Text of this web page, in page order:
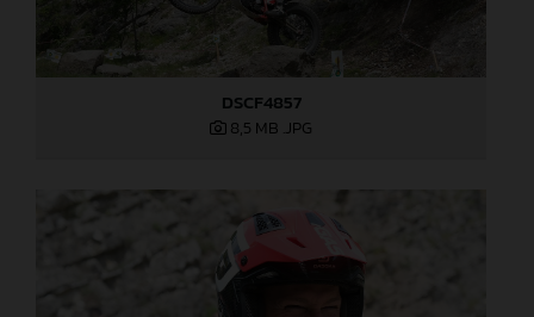
DSCF4857
8,5 MB .JPG